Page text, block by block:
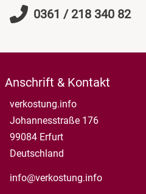
0361 / 218 340 82
Anschrift & Kontakt
verkostung.info
Johannesstraße 176
99084 Erfurt
Deutschland
info@verkostung.info